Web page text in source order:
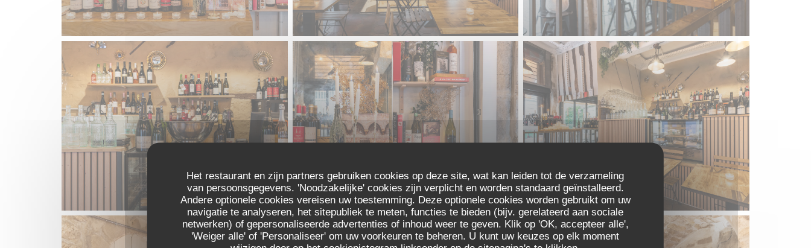
Het restaurant en zijn partners gebruiken cookies op deze site, wat kan leiden tot de verzameling
van persoonsgegevens. 'Noodzakelijke' cookies zijn verplicht en worden standaard geïnstalleerd.
Andere optionele cookies vereisen uw toestemming. Deze optionele cookies worden gebruikt om uw
navigatie te analyseren, het sitepubliek te meten, functies te bieden (bijv. gerelateerd aan sociale
netwerken) of gepersonaliseerde advertenties of inhoud weer te geven. Klik op 'OK, accepteer alle',
'Weiger alle' of 'Personaliseer' om uw voorkeuren te beheren. U kunt uw keuzes op elk moment
CICCHETTI - BAR À VIN